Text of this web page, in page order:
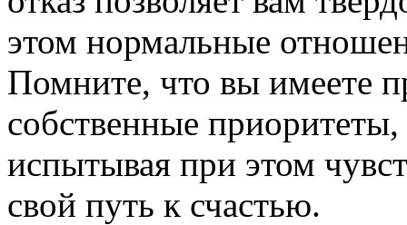
этом нормальные
Помните, что вы имеете
собственные приоритеты,
испытывая при этом
свой путь к счастью.